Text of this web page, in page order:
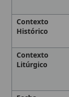
Litúrgico
Historia